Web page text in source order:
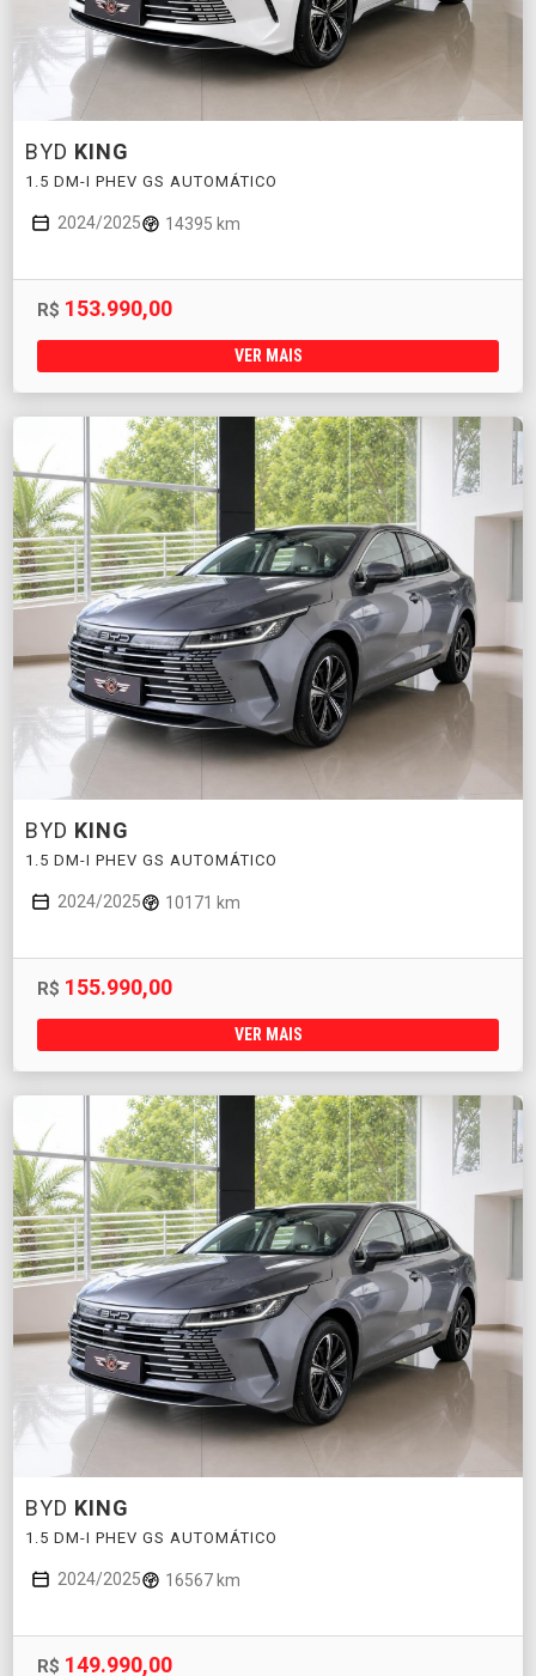
BYD KING
1.5 DM-I PHEV GS AUTOMÁTICO
2024/2025 14395 km
R$ 153.990,00
VER MAIS
BYD KING
1.5 DM-I PHEV GS AUTOMÁTICO
2024/2025 10171 km
R$ 155.990,00
VER MAIS
BYD KING
1.5 DM-I PHEV GS AUTOMÁTICO
2024/2025 16567 km
R$ 149.990,00